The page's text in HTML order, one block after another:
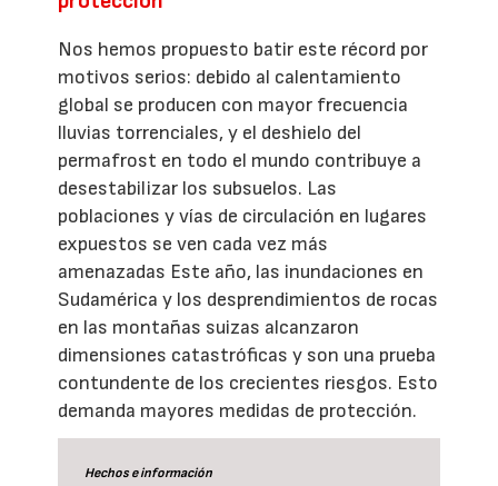
Nos hemos propuesto batir este récord por
motivos serios: debido al calentamiento
global se producen con mayor frecuencia
lluvias torrenciales, y el deshielo del
permafrost en todo el mundo contribuye a
desestabilizar los subsuelos. Las
poblaciones y vías de circulación en lugares
expuestos se ven cada vez más
amenazadas Este año, las inundaciones en
Sudamérica y los desprendimientos de rocas
en las montañas suizas alcanzaron
dimensiones catastróficas y son una prueba
contundente de los crecientes riesgos. Esto
demanda mayores medidas de protección.
Hechos e información